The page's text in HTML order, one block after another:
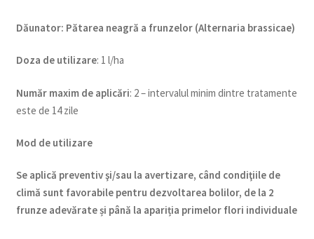
Dăunator: Pătarea neagră a frunzelor (Alternaria brassicae)
Doza de utilizare: 1 l/ha
Număr maxim de aplicări: 2 – intervalul minim dintre tratamente
este de 14 zile
Mod de utilizare
Se aplică preventiv şi/sau la avertizare, când condiţiile de
climă sunt favorabile pentru dezvoltarea bolilor, de la 2
frunze adevărate și până la apariția primelor flori individuale